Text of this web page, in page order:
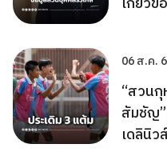
06 ส.ค.
“สวนกุ
สัมชัญ
เดลินิ